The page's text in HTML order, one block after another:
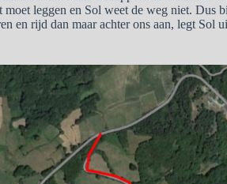
leggen en Sol weet de weg niet. Dus
en rijd dan maar achter ons aan, legt Sol